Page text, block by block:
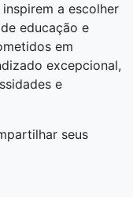
a escolher
educação e
em
excepcional,
e
seus